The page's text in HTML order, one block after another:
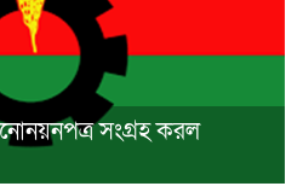
সংগ্রহ করল